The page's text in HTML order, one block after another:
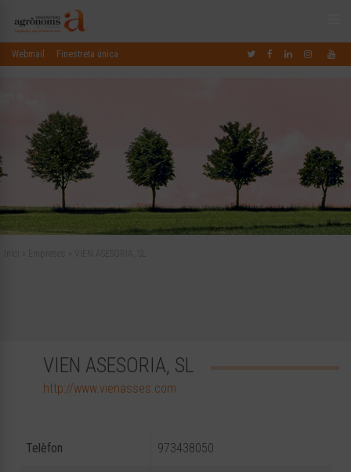
Webmail Finestreta única
VIEN ASESORIA, SL
http://www.vienasses.com
Telèfon 973438050